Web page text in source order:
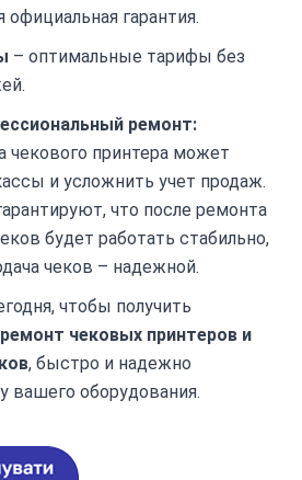
официальная гарантия.
– оптимальные тарифы без
ремонт:
чекового принтера может
и усложнить учет продаж.
что после ремонта
будет работать стабильно,
чеков – надежной.
чтобы получить
чековых принтеров и
, быстро и надежно
вашего оборудования.